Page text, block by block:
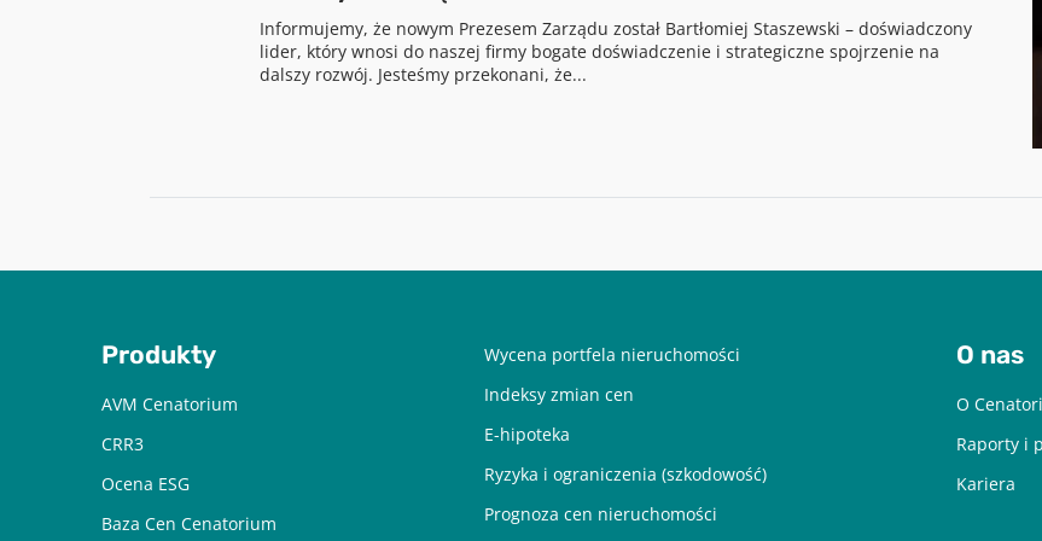
Informujemy, że nowym Prezesem Zarządu został Bartłomiej Staszewski – doświadczony
lider, który wnosi do naszej firmy bogate doświadczenie i strategiczne spojrzenie na
dalszy rozwój. Jesteśmy przekonani, że...
Cenatorium Sp. z o.o. z siedzibą w Warszawie. Mam świadomość, że mogę
zrezygnować z subskrypcji w każdej chwili. Więcej informacji o
Produkty
AVM Cenatorium
CRR3
Ocena ESG
Baza Cen Cenatorium
Wycena portfela nieruchomości
Indeksy zmian cen
E-hipoteka
Ryzyka i ograniczenia (szkodowość)
Prognoza cen nieruchomości
O nas
O
Raporty i
Kariera